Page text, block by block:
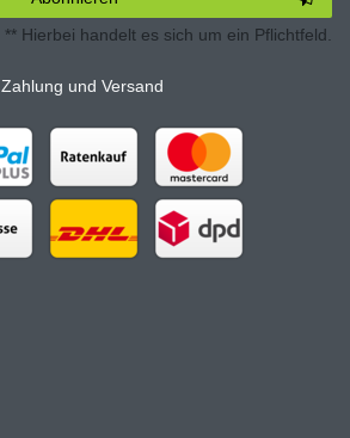
** Hierbei handelt es sich um ein Pflichtfeld.
Zahlung und Versand